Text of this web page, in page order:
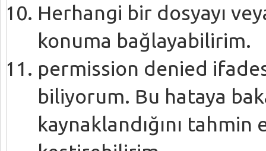
Herhangi bir dosyayı
konuma bağlayabilirim.
permission denied
biliyorum. Bu hataya
kaynaklandığını